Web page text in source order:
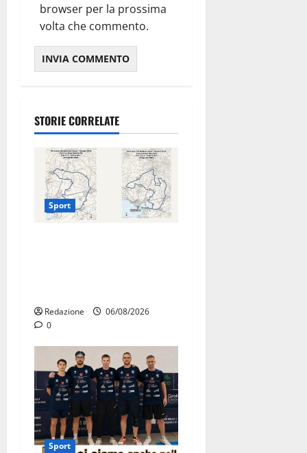
browser per la prossima
volta che commento.
STORIE CORRELATE
Sport
Redazione
06/08/2026
0
Sport